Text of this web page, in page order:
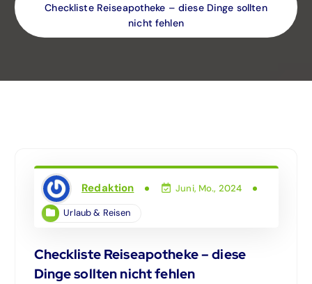
Checkliste Reiseapotheke – diese Dinge sollten
nicht fehlen
Redaktion Juni, Mo., 2024
Urlaub & Reisen
Checkliste Reiseapotheke – diese
Dinge sollten nicht fehlen